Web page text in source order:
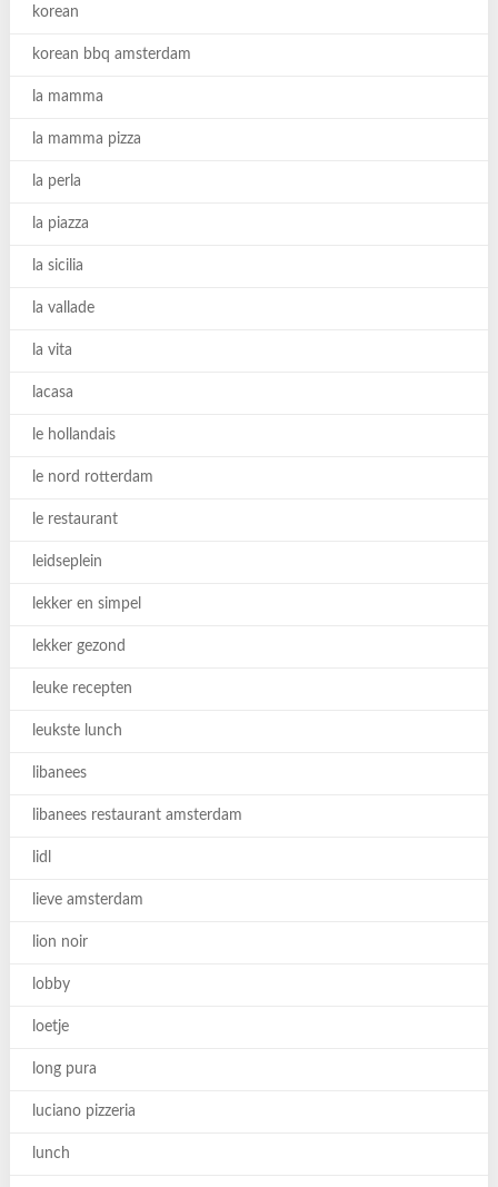
korean
korean bbq amsterdam
la mamma
la mamma pizza
la perla
la piazza
la sicilia
la vallade
la vita
lacasa
le hollandais
le nord rotterdam
le restaurant
leidseplein
lekker en simpel
lekker gezond
leuke recepten
leukste lunch
libanees
libanees restaurant amsterdam
lidl
lieve amsterdam
lion noir
lobby
loetje
long pura
luciano pizzeria
lunch